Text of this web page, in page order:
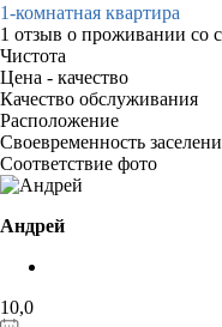
1-комнатная квартира
1 отзыв о проживании со
Чистота
Цена - качество
Качество обслуживания
Расположение
Своевременность
Соответствие фото
Андрей
10,0